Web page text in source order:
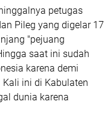
petugas
Pileg yang digelar 17
"pejuang
saat ini sudah
karena demi
ini di Kabulaten
dunia karena